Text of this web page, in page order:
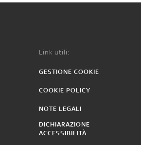
Link utili:
GESTIONE COOKIE
COOKIE POLICY
NOTE LEGALI
DICHIARAZIONE
ACCESSIBILITÀ